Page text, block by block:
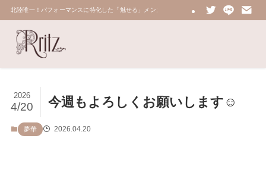
北陸唯一！パフォーマンスに特化した「魅せる」メンズエステ 鼠蹊部・密着・総合技術力
今週もよろしくお願いします☺️
2026
4/20
夢華 2026.04.20